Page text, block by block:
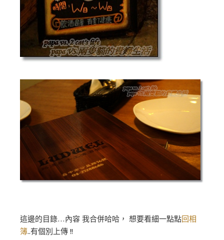
這邊的目錄…內容 我合併哈哈， 想要看細一點點回相
簿..有個別上傳 !!